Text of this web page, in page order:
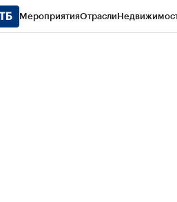
МероприятияОтрасли